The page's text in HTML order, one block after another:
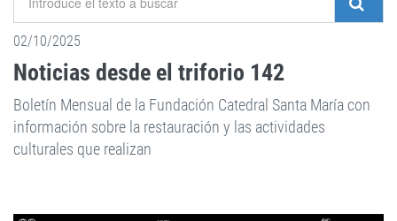
02/10/2025
Noticias desde el triforio 142
Boletín Mensual de la Fundación Catedral Santa María con
información sobre la restauración y las actividades
culturales que realizan